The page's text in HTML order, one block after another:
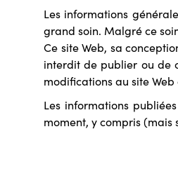
Les informations
grand soin. Malgré ce
Ce site Web, sa
interdit de publier ou de
modifications au site
Les informations
moment, y compris